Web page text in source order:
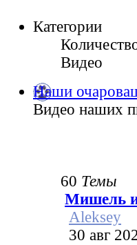
Категории
Видео
Наши
Видео наших
60 Темы
Мишель
Aleksey
30 авг